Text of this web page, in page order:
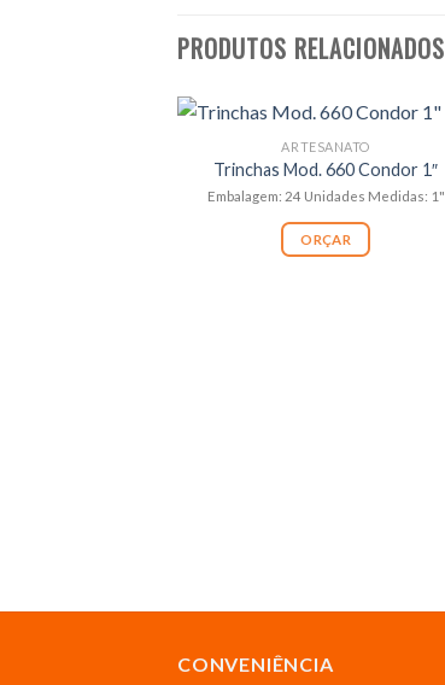
PRODUTOS RELACIONADOS
ARTESANATO
Trinchas Mod. 660 Condor 1″
Embalagem: 24 Unidades Medidas: 1"
ORÇAR
CONVENIÊNCIA